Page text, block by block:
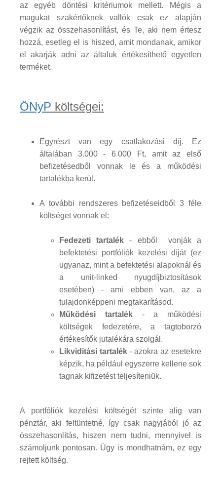
az egyéb döntési kritériumok mellett. Mégis a
magukat szakértőknek vallók csak ez alapján
végzik az összehasonlítást, és Te, aki nem értesz
hozzá, esetleg el is hiszed, amit mondanak, amikor
el akarják adni az általuk értékesíthető egyetlen
terméket.
ÖNyP költségei:
Egyrészt van egy csatlakozási díj. Ez
általában 3.000 - 6.000 Ft, amit az első
befizetésedből vonnak le és a működési
tartalékba kerül.
A további rendszeres befizetéseidből 3 féle
költséget vonnak el:
Fedezeti tartalék - ebből vonják a
befektetési portfóliók kezelési díját (ez
ugyanaz, mint a befektetési alapoknál és
a unit-linked nyugdíjbiztosítások
esetében) - ami ebben van, az a
tulajdonképpeni megtakarításod.
Működési tartalék- a működési
költségek fedezetére, a tagtoborzó
értékesítők jutalékára szolgál.
Likviditási tartalék- azokra az esetekre
képzik, ha például egyszerre kellene sok
tagnak kifizetést teljesíteniük.
A portfóliók kezelési költségét szinte alig van
pénztár, aki feltüntetné, így csak nagyjából jó az
összehasonlítás, hiszen nem tudni, mennyivel is
számoljunk pontosan. Úgy is mondhatnám, ez egy
rejtett költség.